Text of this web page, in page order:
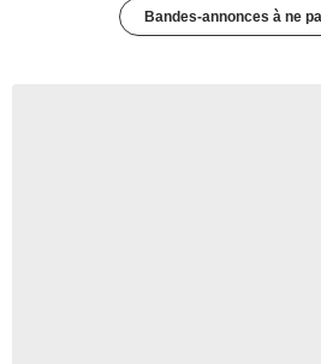
Bandes-annonces à ne